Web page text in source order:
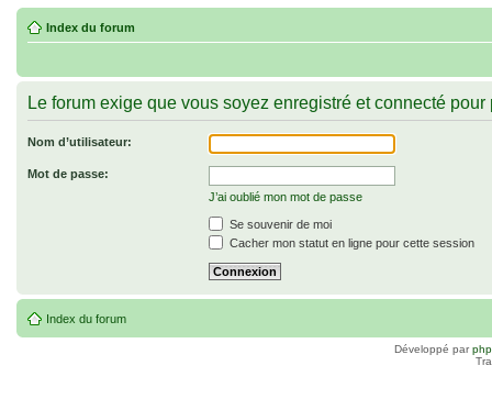
Index du forum
Le forum exige que vous soyez enregistré et connecté
Nom d’utilisateur:
Mot de passe:
J’ai oublié mon mot de passe
Se souvenir de moi
Cacher mon statut en ligne pour cette session
Index du forum
Développé par